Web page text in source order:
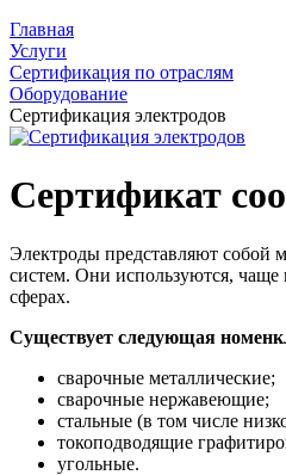
Главная
Услуги
Сертификация по отраслям
Оборудование
Сертификация электродов
Сертификат
Электроды представляют собой
систем. Они используются, чаще
сферах.
Существует следующая
сварочные металлические;
сварочные нержавеющие;
стальные (в том числе
токоподводящие
угольные.